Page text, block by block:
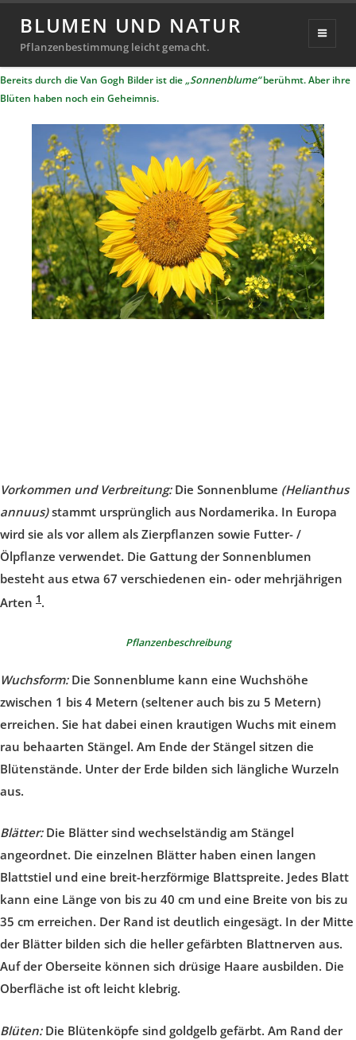
BLUMEN UND NATUR
Pflanzenbestimmung leicht gemacht.
Sonnenblume
Veröffentlicht
am
2. April 202514. April 2025
von
Michael
Richter
Bereits durch die Van Gogh Bilder ist die „Sonnenblume“berühmt. Aber ihre
Blüten haben noch ein Geheimnis.
Vorkommen und Verbreitung:Die Sonnenblume (Helianthus
annuus)stammt ursprünglich aus Nordamerika. In Europa
wird sie als vor allem als Zierpflanzen sowie Futter- /
Ölpflanze verwendet. Die Gattung der Sonnenblumen
besteht aus etwa 67 verschiedenen ein- oder mehrjährigen
Arten 1.
Pflanzenbeschreibung
Wuchsform:Die Sonnenblume kann eine Wuchshöhe
zwischen 1 bis 4 Metern (seltener auch bis zu 5 Metern)
erreichen. Sie hat dabei einen krautigen Wuchs mit einem
rau behaarten Stängel. Am Ende der Stängel sitzen die
Blütenstände. Unter der Erde bilden sich längliche Wurzeln
aus.
Blätter:Die Blätter sind wechselständig am Stängel
angeordnet. Die einzelnen Blätter haben einen langen
Blattstiel und eine breit-herzförmige Blattspreite. Jedes Blatt
kann eine Länge von bis zu 40 cm und eine Breite von bis zu
35 cm erreichen. Der Rand ist deutlich eingesägt. In der Mitte
der Blätter bilden sich die heller gefärbten Blattnerven aus.
Auf der Oberseite können sich drüsige Haare ausbilden. Die
Oberfläche ist oft leicht klebrig.
Blüten:Die Blütenköpfe sind goldgelb gefärbt. Am Rand der